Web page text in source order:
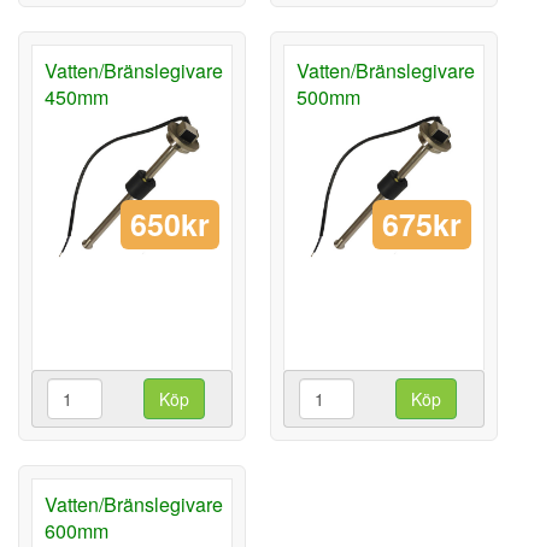
Vatten/Bränslegivare
450mm
650kr
Köp
Vatten/Bränslegivare
500mm
675kr
Köp
Vatten/Bränslegivare
600mm